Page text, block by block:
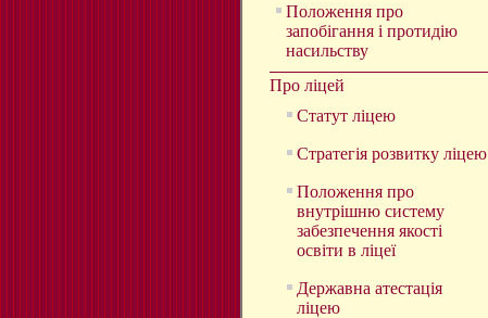
Положення про
запобігання і протидію
насильству
Про ліцей
Статут ліцею
Стратегія розвитку ліцею
Положення про
внутрішню систему
забезпечення якості
освіти в ліцеї
Державна атестація
ліцею